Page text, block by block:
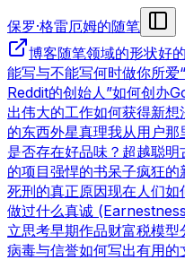
保罗·格雷厄姆的随笔
博客随笔领域的形状好
能写与不能写何时做你所爱
Reddit的创始人”如何创办
出伟大的工作如何获得新想
的东西外星真理我从用户那
是否存在好品味？ 超越聪明
的项目强悍的书呆子疯狂的
死刑的真正原因现在人们如
做过什么真诚
立思考早期作品财富税模型
病毒与信誉如何写出有用的